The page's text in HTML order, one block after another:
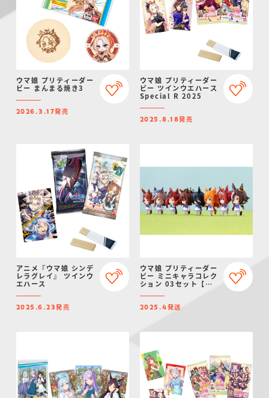
ウマ娘 プリティーダー
ビー まんまる焼き3
2026.3.17発売
ウマ娘 プリティーダー
ビー ツインウエハース
Special R 2025
2025.8.18発売
アニメ『ウマ娘 シンデ
レラグレイ』 ツインウ
エハース
2025.6.23発売
ウマ娘 プリティーダー
ビー ミニキャラコレク
ション 03セット【プ
&CyStore限定】
2025.4発送